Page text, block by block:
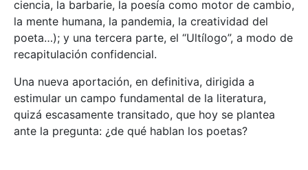
ciencia, la barbarie, la poesía como motor de cambio,
la mente humana, la pandemia, la creatividad del
poeta…); y una tercera parte, el “Ultílogo”, a modo de
recapitulación confidencial.
Una nueva aportación, en definitiva, dirigida a
estimular un campo fundamental de la literatura,
quizá escasamente transitado, que hoy se plantea
ante la pregunta: ¿de qué hablan los poetas?